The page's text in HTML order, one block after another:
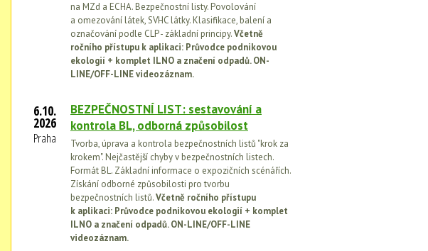
na MZd a ECHA. Bezpečnostní listy. Povolování
a omezování látek, SVHC látky. Klasifikace, balení a
označování podle CLP - základní principy.Včetně
ročního přístupu k aplikaci: Průvodce podnikovou
ekologií + komplet ILNO a značení odpadů. ON-
LINE/OFF-LINE videozáznam.
6.10.
2026
Praha
BEZPEČNOSTNÍ LIST: sestavování a
kontrola BL, odborná způsobilost
Tvorba, úprava a kontrola bezpečnostních listů "krok za
krokem". Nejčastější chyby v bezpečnostních listech.
Formát BL. Základní informace o expozičních scénářích.
Získání odborné způsobilosti pro tvorbu
bezpečnostních listů.Včetně ročního přístupu
k aplikaci: Průvodce podnikovou ekologií + komplet
ILNO a značení odpadů. ON-LINE/OFF-LINE
videozáznam.